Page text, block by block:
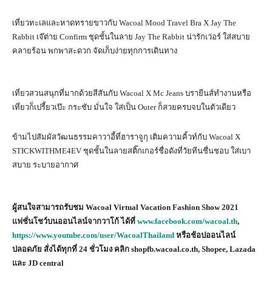
เที่ยวทะเลและหาดทรายขาวกับ Wacoal Mood Travel Bra X Jay The
Rabbit เจ๊ต่าย Confirm ชุดชั้นในลาย Jay The Rabbit น่ารักเว่อร์ ใส่สบาย
คลายร้อน พกพาสะดวก จัดเก็บง่ายทุกการเดินทาง
เที่ยวสวนสนุกที่มากด้วยสีสันกับ Wacoal X Mc Jeans บรายีนส์ทำงานหรือ
เที่ยวก็เปรี้ยวเป๊ะ กระชับ มั่นใจ ใส่เป็น Outer ก็สวยครบจบในตัวเดียว
ข้ามไปสัมผัสวัฒนธรรมคาวาอี้ที่ฮาราจูกุ เติมความคิ้วท์กับ Wacoal X
STICKWITHME4EV ชุดชั้นในลายสติ๊กเกอร์ชื่อดังที่วัยทีนชื่นชอบ ใส่เบา
สบาย ระบายอากาศ
ผู้สนใจสามารถรับชม Wacoal Virtual Vacation Fashion Show 2021
แฟชั่นโชว์บนออนไลน์จากวาโก้ ได้ที่ www.facebook.com/wacoal.th,
https://www.youtube.com/user/WacoalThailand หรือช้อปออนไลน์
ปลอดภัย สั่งได้ทุกที่ 24 ชั่วโมง คลิก shopfb.wacoal.co.th, Shopee, Lazada
และ JD central